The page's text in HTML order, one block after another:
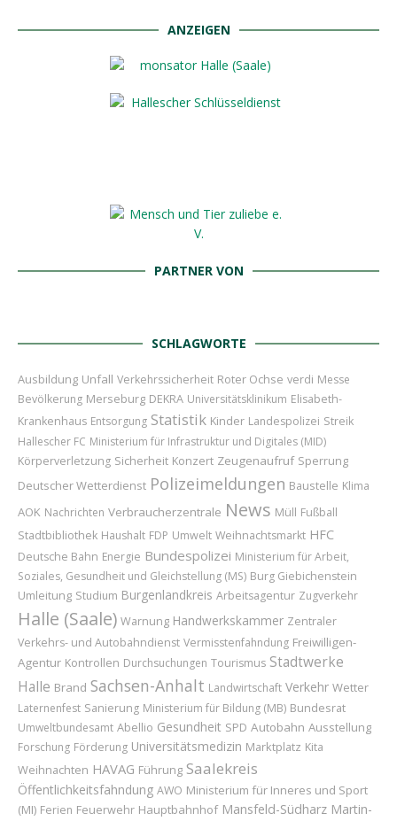
ANZEIGEN
PARTNER VON
SCHLAGWORTE
Ausbildung Unfall Verkehrssicherheit Roter Ochse verdi Messe
Bevölkerung Merseburg DEKRA Universitätsklinikum Elisabeth-
Krankenhaus Entsorgung Statistik Kinder Landespolizei Streik
Hallescher FC Ministerium für Infrastruktur und Digitales (MID)
Körperverletzung Sicherheit Konzert Zeugenaufruf Sperrung
Deutscher Wetterdienst Polizeimeldungen Baustelle Klima
AOK Nachrichten Verbraucherzentrale News Müll Fußball
Stadtbibliothek Haushalt FDP Umwelt Weihnachtsmarkt HFC
Deutsche Bahn Energie Bundespolizei Ministerium für Arbeit,
Soziales, Gesundheit und Gleichstellung (MS) Burg Giebichenstein
Umleitung Studium Burgenlandkreis Arbeitsagentur Zugverkehr
Halle (Saale) Warnung Handwerkskammer Zentraler
Verkehrs- und Autobahndienst Vermisstenfahndung Freiwilligen-
Agentur Kontrollen Durchsuchungen Tourismus Stadtwerke
Halle Brand Sachsen-Anhalt Landwirtschaft Verkehr Wetter
Laternenfest Sanierung Ministerium für Bildung (MB) Bundesrat
Umweltbundesamt Abellio Gesundheit SPD Autobahn Ausstellung
Forschung Förderung Universitätsmedizin Marktplatz Kita
Weihnachten HAVAG Führung Saalekreis
Öffentlichkeitsfahndung AWO Ministerium für Inneres und Sport
(MI) Ferien Feuerwehr Hauptbahnhof Mansfeld-Südharz Martin-